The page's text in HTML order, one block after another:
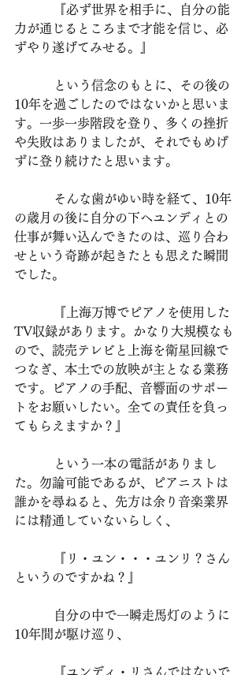
力が通じるところまで才能を信じ、必
ずやり遂げてみせる。』
10年を過ごしたのではないかと思いま
す。一歩一歩階段を登り、多くの挫折
や失敗はありましたが、それでもめげ
ずに登り続けたと思います。
の歳月の後に自分の下へユンディとの
仕事が舞い込んできたのは、巡り合わ
せという奇跡が起きたとも思えた瞬間
でした。
TV収録があります。かなり大規模なも
ので、読売テレビと上海を衛星回線で
つなぎ、本土での放映が主となる業務
です。ピアノの手配、音響面のサポー
トをお願いしたい。全ての責任を負っ
てもらえますか？』
た。勿論可能であるが、ピアニストは
誰かを尋ねると、先方は余り音楽業界
には精通していないらしく、
というのですかね？』
10年間が駆け巡り、